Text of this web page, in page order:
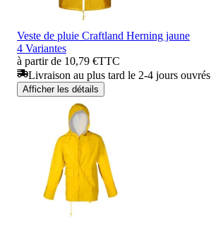
Veste de pluie Craftland Herning jaune
4 Variantes
à partir de 10,79 €TTC
Livraison au plus tard le 2-4 jours ouvrés
Afficher les détails